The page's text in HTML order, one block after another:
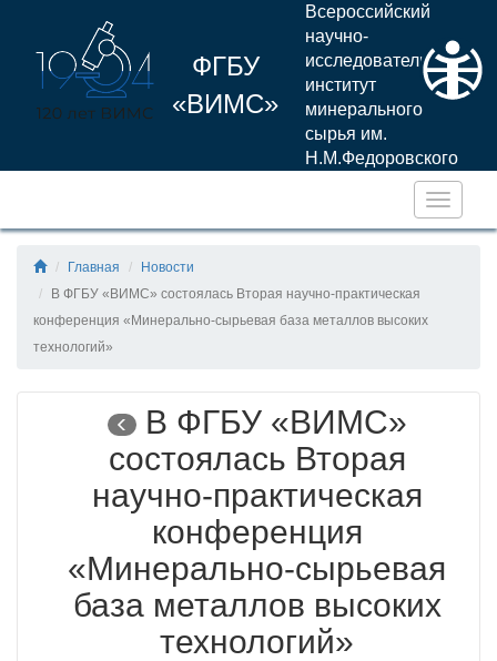
ФГБУ
«ВИМС»
Всероссийский
научно-
исследовательский
институт
минерального
сырья им.
Н.М.Федоровского
Главная
Новости
В ФГБУ «ВИМС» состоялась Вторая научно-практическая
конференция «Минерально-сырьевая база металлов высоких
технологий»
В ФГБУ «ВИМС»
состоялась Вторая
научно-практическая
конференция
«Минерально-сырьевая
база металлов высоких
технологий»